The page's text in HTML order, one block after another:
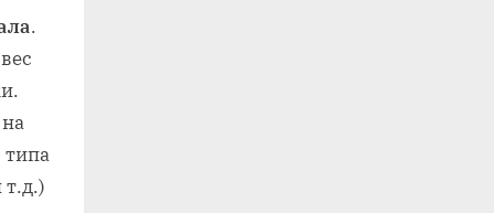
.
типа
т.д.)